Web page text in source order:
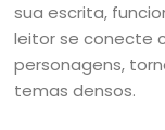
sua escrita,
leitor se conecte
personagens,
temas densos.